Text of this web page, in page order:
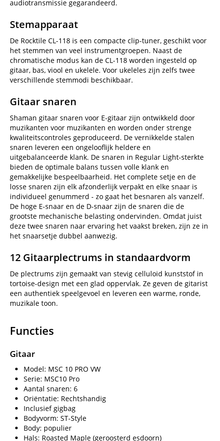
audiotransmissie gegarandeerd.
Stemapparaat
De Rocktile CL-118 is een compacte clip-tuner, geschikt voor
het stemmen van veel instrumentgroepen. Naast de
chromatische modus kan de CL-118 worden ingesteld op
gitaar, bas, viool en ukelele. Voor ukeleles zijn zelfs twee
verschillende stemmodi beschikbaar.
Gitaar snaren
Shaman gitaar snaren voor E-gitaar zijn ontwikkeld door
muzikanten voor muzikanten en worden onder strenge
kwaliteitscontroles geproduceerd. De vernikkelde stalen
snaren leveren een ongelooflijk heldere en
uitgebalanceerde klank. De snaren in Regular Light-sterkte
bieden de optimale balans tussen volle klank en
gemakkelijke bespeelbaarheid. Het complete setje en de
losse snaren zijn elk afzonderlijk verpakt en elke snaar is
individueel genummerd - zo gaat het besnaren als vanzelf.
De hoge E-snaar en de D-snaar zijn de snaren die de
grootste mechanische belasting ondervinden. Omdat juist
deze twee snaren naar ervaring het vaakst breken, zijn ze in
het snaarsetje dubbel aanwezig.
12 Gitaarplectrums in standaardvorm
De plectrums zijn gemaakt van stevig celluloid kunststof in
tortoise-design met een glad oppervlak. Ze geven de gitarist
een authentiek speelgevoel en leveren een warme, ronde,
muzikale toon.
Functies
Gitaar
Model: MSC 10 PRO VW
Serie: MSC10 Pro
Aantal snaren: 6
Oriëntatie: Rechtshandig
Inclusief gigbag
Bodyvorm: ST-Style
Body: populier
Hals: Roasted Maple (geroosterd esdoorn)